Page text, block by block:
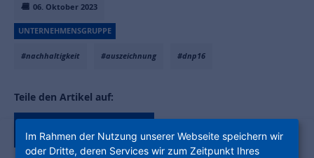
06. Oktober 2023
UNTERNEHMENSGRUPPE
#nachhaltigkeit #auszeichnung #dnp16
Teile den Artikel auf:
Im Rahmen der Nutzung unserer Webseite speichern wir
oder Dritte, deren Services wir zum Zeitpunkt Ihres